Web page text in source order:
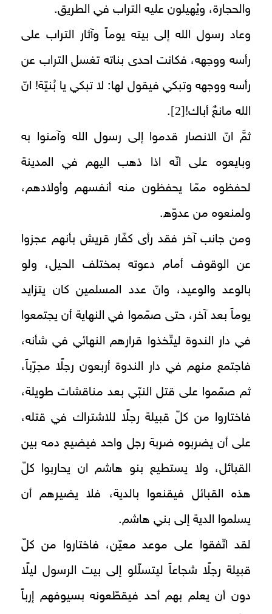
والحجارة، ويُهيلون عليه التراب في الطريق.
وعاد رسول الله إلى بيته يوماً وآثار التراب على
رأسه ووجهه، فكانت احدى بناته تغسل التراب عن
رأسه ووجهه وتبكي فيقول لها: لا تبكي يا بُنيّة! انّ
الله مانعٌ أباك![2]
.
ثمَّ انّ الانصار قدموا إلى رسول الله وآمنوا به
وبايعوه على انّه اذا ذهب اليهم في المدينة
لحفظوه ممّا يحفظون منه أنفسهم وأولادهم،
ولمنعوه من عدوّه.
ومن جانب آخر فقد رأى كفّار قريش بأنهم عجزوا
عن الوقوف أمام دعوته بمختلف الحيل، ولو
بالوعد والوعيد، وانّ عدد المسلمين كان يتزايد
يوماً بعد آخر، حتى صمّموا في النهاية أن يجتمعوا
في دار الندوة ليتّخذوا قرارهم النهائي في شأنه،
فاجتمع منهم في دار الندوة أربعون رجلًا مجرّباً،
ثم صمّموا على قتل النبّي بعد مناقشات طويلة،
فاختاروا من كلّ قبيلة رجلًا للاشتراك في قتله،
على أن يضربوه ضربة رجل واحد فيضيع دمه بين
القبائل، ولا يستطيع بنو هاشم ان يحاربوا كلّ
هذه القبائل فيقنعوا بالدية، فلا يضيرهم أن
يسلموا الدية إلى بني هاشم.
لقد اتّفقوا على موعد معيّن، فاختاروا من كلّ
قبيلة رجلًا شجاعاً ليتسلّلو إلى بيت الرسول ليلًا
دون أن يعلم بهم أحد فيقطّعونه بسيوفهم إرباً